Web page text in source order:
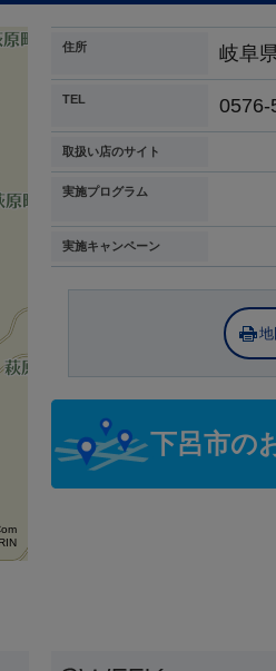
住所 岐阜
TEL 0576-
取扱い店のサイト
実施プログラム
実施キャンペーン
下呂市の